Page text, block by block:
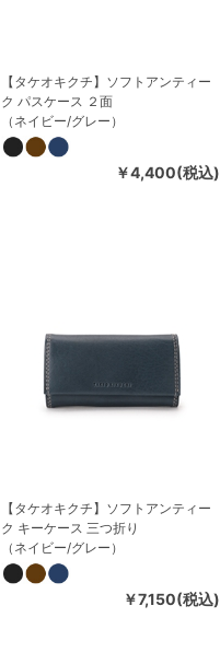
【タケオキクチ】ソフトアンティー
ク パスケース ２面
（ネイビー/グレー）
￥4,400(税込)
【タケオキクチ】ソフトアンティー
ク キーケース 三つ折り
（ネイビー/グレー）
￥7,150(税込)